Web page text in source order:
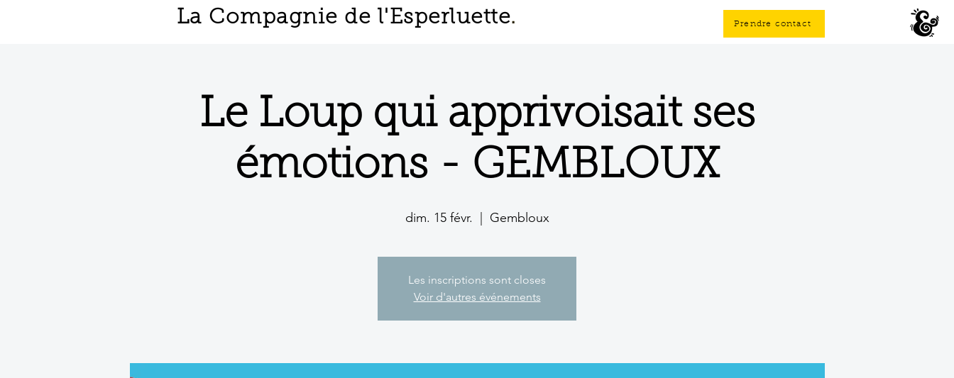
La Compagnie de l'Esperluette. Prendre contact
Le Loup qui apprivoisait ses
émotions - GEMBLOUX
dim. 15 févr. Gembloux
Les inscriptions sont closes
Voir d'autres événements